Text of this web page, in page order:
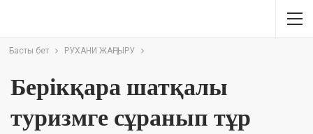
Басты бет РУХАНИ ЖАҢҒЫРУ
Берікқара шатқалы
туризмге сұранып тұр